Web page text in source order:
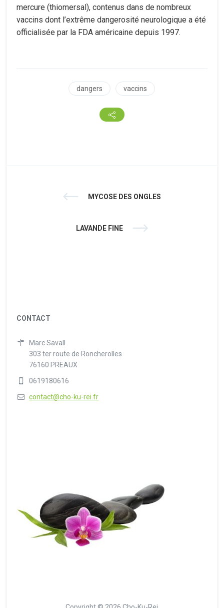
mercure (thiomersal), contenus dans de nombreux
vaccins dont l’extrême dangerosité neurologique a été
officialisée par la FDA américaine depuis 1997.
dangers vaccins
MYCOSE DES ONGLES
LAVANDE FINE
CONTACT
Marc Savall
303 ter route de Roncherolles
76160 PREAUX
0619180616
contact@cho-ku-rei.fr